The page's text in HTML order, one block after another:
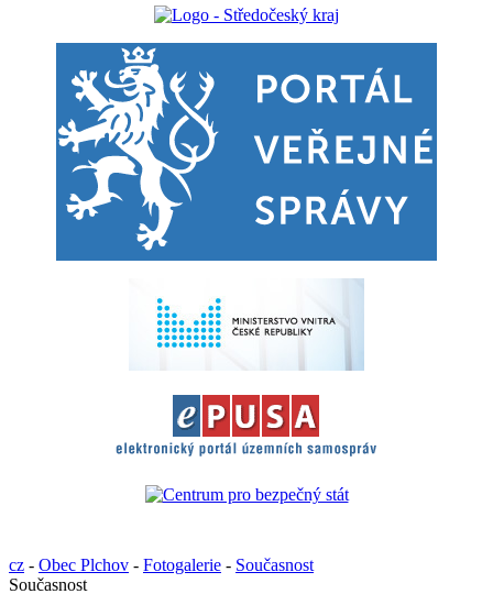
cz - Obec Plchov - Fotogalerie - Současnost
Současnost